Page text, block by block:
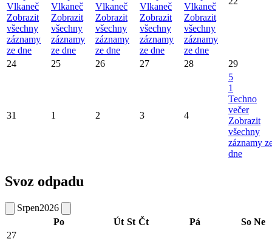
Vlkaneč
Zobrazit
všechny
záznamy
ze dne
Vlkaneč
Zobrazit
všechny
záznamy
ze dne
Vlkaneč
Zobrazit
všechny
záznamy
ze dne
Vlkaneč
Zobrazit
všechny
záznamy
ze dne
Vlkaneč
Zobrazit
všechny
záznamy
ze dne
24 25 26 27 28 29
31 1 2 3 4
5
1
Techno
večer
Zobrazit
všechny
záznamy
dne
Svoz odpadu
Srpen2026
Po
Út St Čt Pá So Ne
27